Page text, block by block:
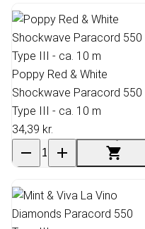
Poppy Red & White
Shockwave Paracord 550
Type III - ca. 10 m
34,39 kr.